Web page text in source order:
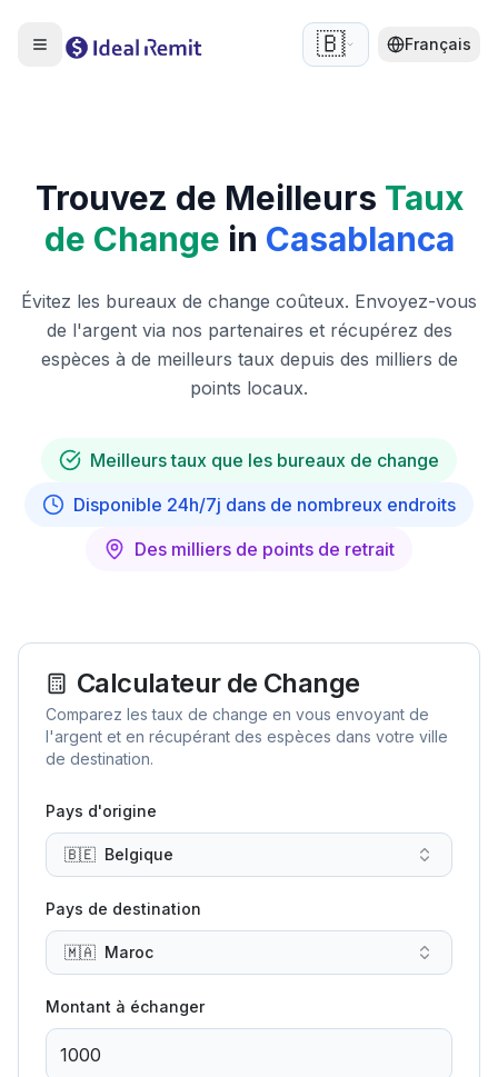
🇧🇪 Français
Trouvez de Meilleurs Taux
de Change in Casablanca
Évitez les bureaux de change coûteux. Envoyez-vous
de l'argent via nos partenaires et récupérez des
espèces à de meilleurs taux depuis des milliers de
points locaux.
Meilleurs taux que les bureaux de change
Disponible 24h/7j dans de nombreux endroits
Des milliers de points de retrait
Calculateur de Change
Comparez les taux de change en vous envoyant de
l'argent et en récupérant des espèces dans votre ville
de destination.
Pays d'origine
🇧🇪 Belgique
Pays de destination
🇲🇦 Maroc
Montant à échanger